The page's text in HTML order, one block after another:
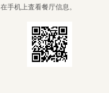
在手机上査看餐厅信息。